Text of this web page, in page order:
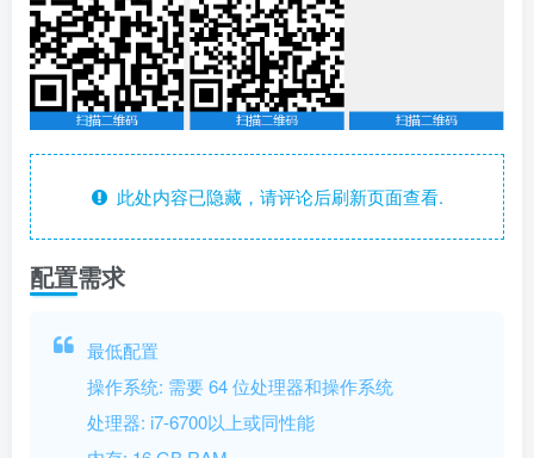
此处内容已隐藏，请评论后刷新页面查看.
配置需求
最低配置
操作系统: 需要 64 位处理器和操作系统
处理器: i7-6700以上或同性能